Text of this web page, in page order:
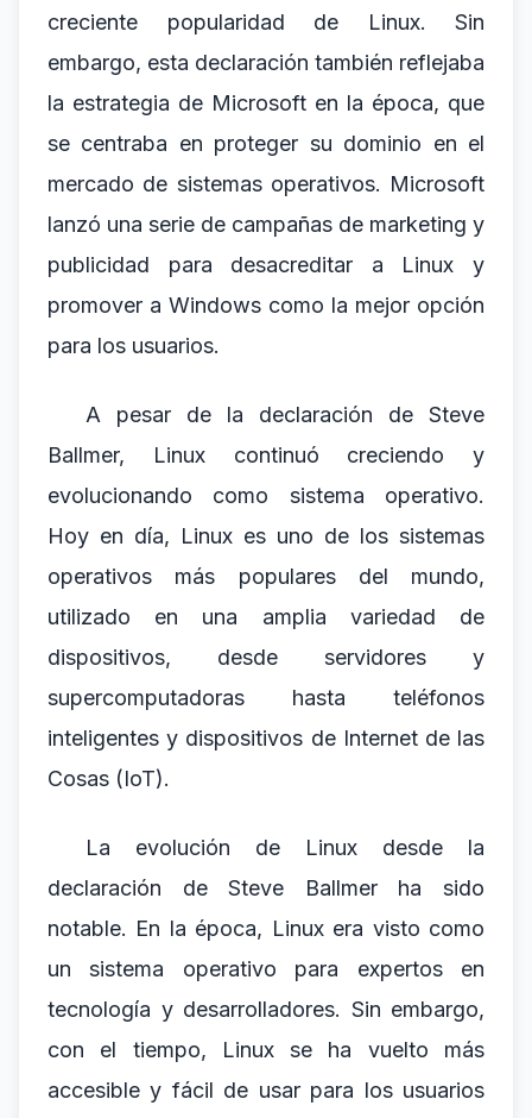
creciente popularidad de Linux. Sin
embargo, esta declaración también reflejaba
la estrategia de Microsoft en la época, que
se centraba en proteger su dominio en el
mercado de sistemas operativos. Microsoft
lanzó una serie de campañas de marketing y
publicidad para desacreditar a Linux y
promover a Windows como la mejor opción
para los usuarios.
A pesar de la declaración de Steve
Ballmer, Linux continuó creciendo y
evolucionando como sistema operativo.
Hoy en día, Linux es uno de los sistemas
operativos más populares del mundo,
utilizado en una amplia variedad de
dispositivos, desde servidores y
supercomputadoras hasta teléfonos
inteligentes y dispositivos de Internet de las
Cosas (IoT).
La evolución de Linux desde la
declaración de Steve Ballmer ha sido
notable. En la época, Linux era visto como
un sistema operativo para expertos en
tecnología y desarrolladores. Sin embargo,
con el tiempo, Linux se ha vuelto más
accesible y fácil de usar para los usuarios